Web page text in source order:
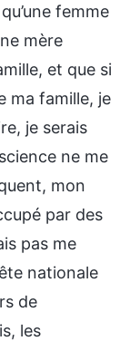
femme
mère
et que si
ma famille, je
je serais
ne me
mon
par des
pas me
nationale
de
les